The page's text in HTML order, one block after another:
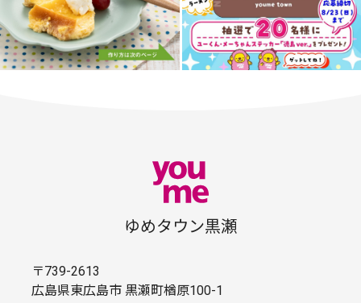
ゆめタウン黒瀬
〒739-2613
広島県東広島市 黒瀬町楢原100-1